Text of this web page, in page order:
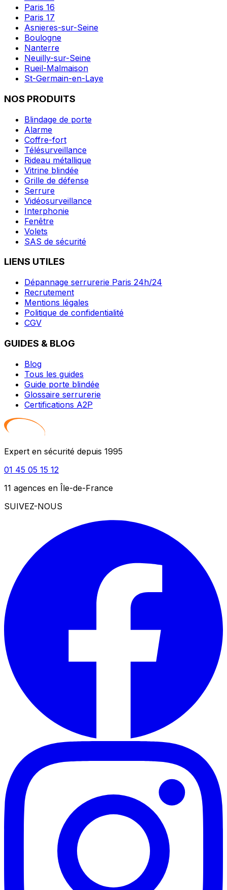
Paris 16
Paris 17
Asnieres-sur-Seine
Boulogne
Nanterre
Neuilly-sur-Seine
Rueil-Malmaison
St-Germain-en-Laye
NOS PRODUITS
Blindage de porte
Alarme
Coffre-fort
Télésurveillance
Rideau métallique
Vitrine blindée
Grille de défense
Serrure
Vidéosurveillance
Interphonie
Fenêtre
Volets
SAS de sécurité
LIENS UTILES
Dépannage serrurerie Paris 24h/24
Recrutement
Mentions légales
Politique de confidentialité
CGV
GUIDES & BLOG
Blog
Tous les guides
Guide porte blindée
Glossaire serrurerie
Certifications A2P
Expert en sécurité depuis 1995
01 45 05 15 12
11 agences en Île-de-France
SUIVEZ-NOUS